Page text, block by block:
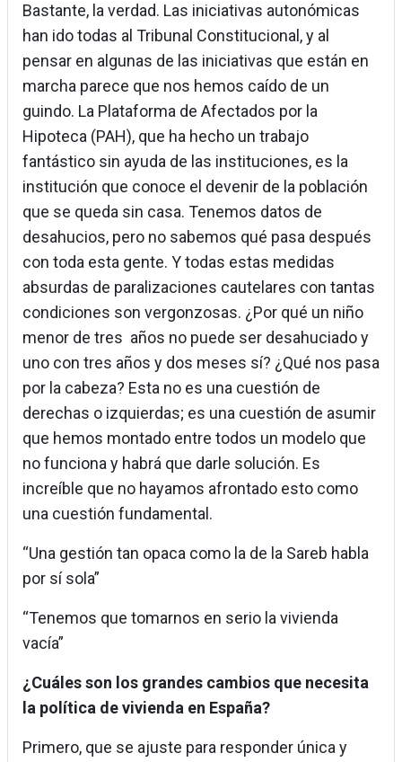
Bastante, la verdad. Las iniciativas autonómicas
han ido todas al Tribunal Constitucional, y al
pensar en algunas de las iniciativas que están en
marcha parece que nos hemos caído de un
guindo. La Plataforma de Afectados por la
Hipoteca (PAH), que ha hecho un trabajo
fantástico sin ayuda de las instituciones, es la
institución que conoce el devenir de la población
que se queda sin casa. Tenemos datos de
desahucios, pero no sabemos qué pasa después
con toda esta gente. Y todas estas medidas
absurdas de paralizaciones cautelares con tantas
condiciones son vergonzosas. ¿Por qué un niño
menor de tres años no puede ser desahuciado y
uno con tres años y dos meses sí? ¿Qué nos pasa
por la cabeza? Esta no es una cuestión de
derechas o izquierdas; es una cuestión de asumir
que hemos montado entre todos un modelo que
no funciona y habrá que darle solución. Es
increíble que no hayamos afrontado esto como
una cuestión fundamental.
“Una gestión tan opaca como la de la Sareb habla
por sí sola”
“Tenemos que tomarnos en serio la vivienda
vacía”
¿Cuáles son los grandes cambios que necesita
la política de vivienda en España?
Primero, que se ajuste para responder única y